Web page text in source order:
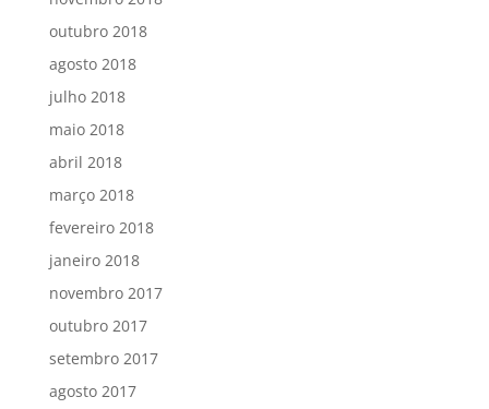
outubro 2018
agosto 2018
julho 2018
maio 2018
abril 2018
março 2018
fevereiro 2018
janeiro 2018
novembro 2017
outubro 2017
setembro 2017
agosto 2017